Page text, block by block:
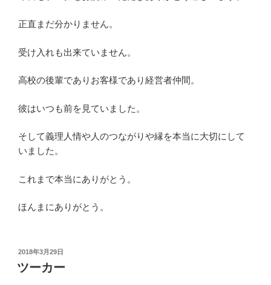
正直まだ分かりません。
受け入れも出来ていません。
高校の後輩でありお客様であり経営者仲間。
彼はいつも前を見ていました。
そして義理人情や人のつながりや縁を本当に大切にして
いました。
これまで本当にありがとう。
ほんまにありがとう。
投
稿
日:
2018年3月29日
ツーカー